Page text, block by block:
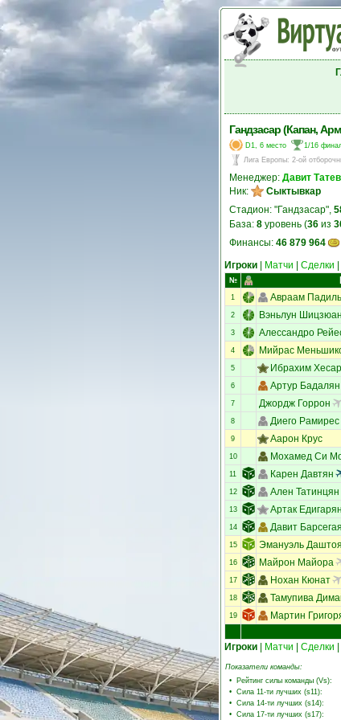
Гандзасар (Капан,
D1, 6 место
1/16
Лига Европы: 2-ой
Менеджер: Давит
Ник:
Сыктывкар
Стадион: "Гандзасар",
База: 8 уровень (36 из
Финансы: 46 879 964
Игроки Матчи Сделки
№
1 Авраам
2 Вэньлун
3 Алессандро
4 Мийрас
5 Ибрахим Хесар
6 Артур Бадалян
7 Джордж Горрон
8 Диего Рамирес
9 Аарон Крус
10 Мохамед Си
11 Карен Давтян
12 Ален Татинцян
13 Артак Едигарян
14 Давит
15 Эмануэль
16 Майрон Майора
17 Нохан Кюнат
18 Тамупива
19 Мартин
Игроки
Матчи Сделки
Показатели команды:
• Рейтинг силы команды (Vs):
• Сила 11-ти лучших (s11):
• Сила 14-ти лучших (s14):
• Сила 17-ти лучших (s17):